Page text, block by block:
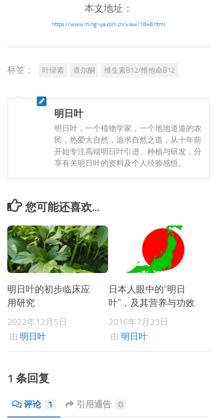
本文地址：
https://www.mingriye.com.cn/view/1848.html
标签： 叶绿素 查尔酮 维生素B12/维他命B12
明日叶
明日叶，一个植物学家，一个地地道道的农
民，热爱大自然，追求自然之道，从十年前
开始专注高端明日叶引进、种植与研发，分
享有关明日叶的资料及个人经验感悟。
您可能还喜欢...
明日叶的初步临床应
用研究
2022年12月5日
由 明日叶
日本人眼中的“明日
叶”，及其营养与功效
2016年7月23日
由 明日叶
1 条回复
评论 1 引用通告 0